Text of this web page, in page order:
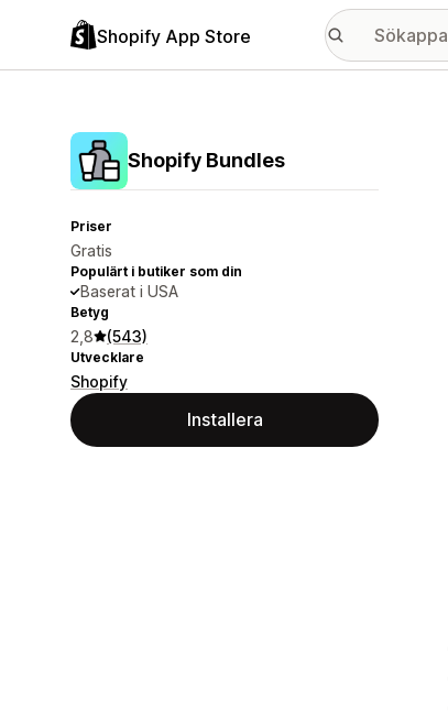
Shopify App Store
Shopify Bundles
Priser
Gratis
Populärt i butiker som din
Baserat i USA
Betyg
2,8 (543)
Utvecklare
Shopify
Installera